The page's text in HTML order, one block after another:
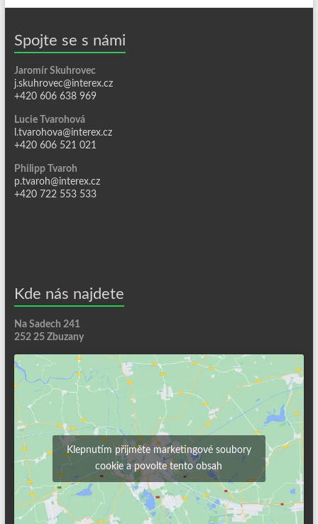
Spojte se s námi
Jaromír Skuhrovec
j.skuhrovec@interex.cz
+420 606 638 969
Lucie Tvarohová
l.tvarohova@interex.cz
+420 606 521 021
Philipp Tvaroh
p.tvaroh@interex.cz
+420 722 553 533
Kde nás najdete
Na Sadech 241
252 25 Zbuzany
Klepnutím přijměte marketingové soubory
cookie a povolte tento obsah